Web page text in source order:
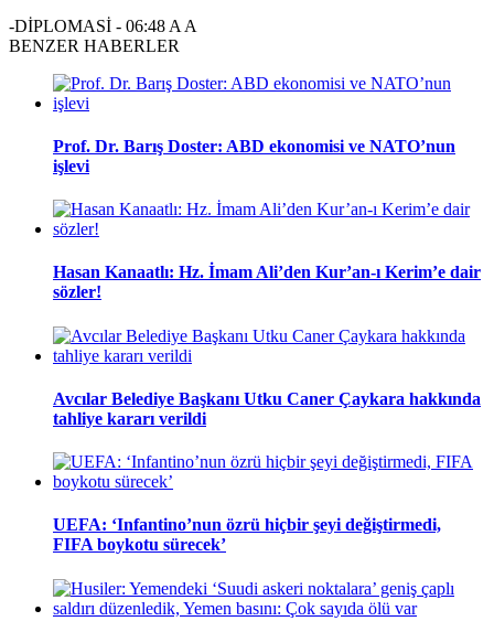
-DİPLOMASİ - 06:48 A A
BENZER HABERLER
Prof. Dr. Barış Doster: ABD ekonomisi ve NATO’nun
işlevi
Hasan Kanaatlı: Hz. İmam Ali’den Kur’an-ı Kerim’e dair
sözler!
Avcılar Belediye Başkanı Utku Caner Çaykara hakkında
tahliye kararı verildi
UEFA: ‘Infantino’nun özrü hiçbir şeyi değiştirmedi,
FIFA boykotu sürecek’